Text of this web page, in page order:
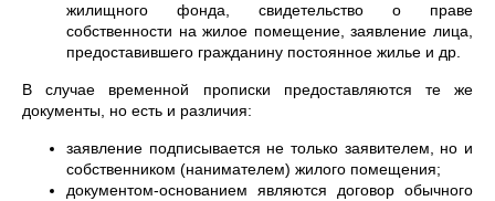
жилищного фонда, свидетельство о праве
собственности на жилое помещение, заявление лица,
предоставившего гражданину постоянное жилье и др.
В случае временной прописки предоставляются те же
документы, но есть и различия:
заявление подписывается не только заявителем, но и
собственником (нанимателем) жилого помещения;
документом-основанием являются договор обычного